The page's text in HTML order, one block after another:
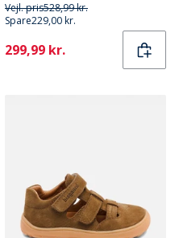
Vejl. pris528,99 kr.
Spare229,00 kr.
Current
299,99 kr.